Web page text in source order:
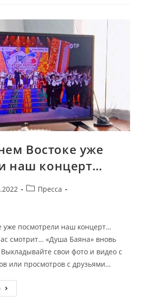
Востоке уже
наш концерт…
Пресса
уже посмотрели наш концерт…
смотрит… «Душа Баяна» вновь
свои фото и видео с
или просмотров с друзьями…